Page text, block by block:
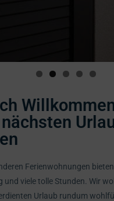
Ferienwohnungen
und viele tolle Stunden. Wir
Urlaub rundum